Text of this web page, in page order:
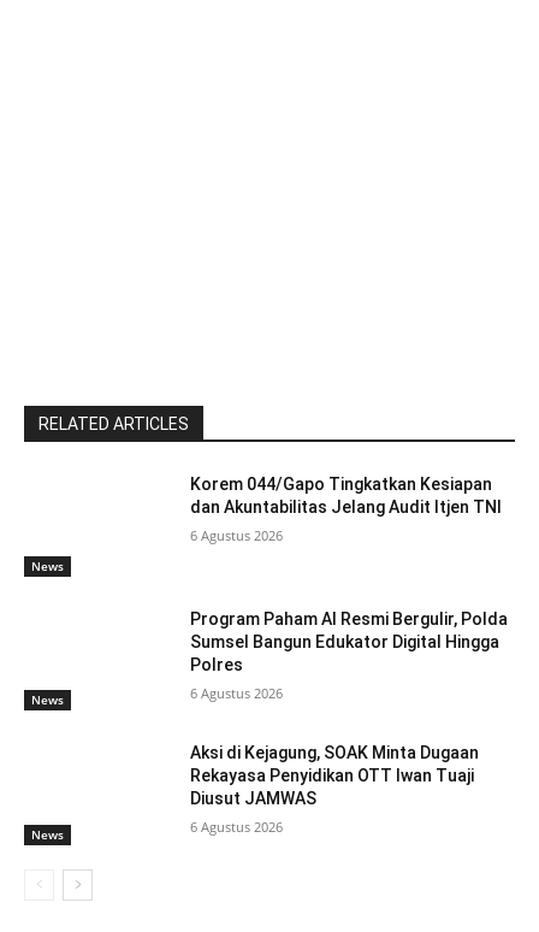
RELATED ARTICLES
News
Korem 044/Gapo Tingkatkan Kesiapan
dan Akuntabilitas Jelang Audit Itjen TNI
6 Agustus 2026
News
Program Paham AI Resmi Bergulir, Polda
Sumsel Bangun Edukator Digital Hingga
Polres
6 Agustus 2026
News
Aksi di Kejagung, SOAK Minta Dugaan
Rekayasa Penyidikan OTT Iwan Tuaji
Diusut JAMWAS
6 Agustus 2026